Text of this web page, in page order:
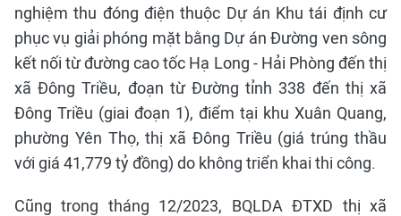
nghiệm thu đóng điện thuộc Dự án Khu tái định cư
phục vụ giải phóng mặt bằng Dự án Đường ven sông
kết nối từ đường cao tốc Hạ Long - Hải Phòng đến thị
xã Đông Triều, đoạn từ Đường tỉnh 338 đến thị xã
Đông Triều (giai đoạn 1), điểm tại khu Xuân Quang,
phường Yên Thọ, thị xã Đông Triều (giá trúng thầu
với giá 41,779 tỷ đồng) do không triển khai thi công.
Cũng trong tháng 12/2023, BQLDA ĐTXD thị xã